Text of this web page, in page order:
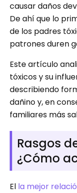
causar daños
De ahí que lo
de los padres
patrones duren
Este artículo
tóxicos y su
describiendo
dañino y, en
familiares más
Rasgos
¿Cómo
El la mejor